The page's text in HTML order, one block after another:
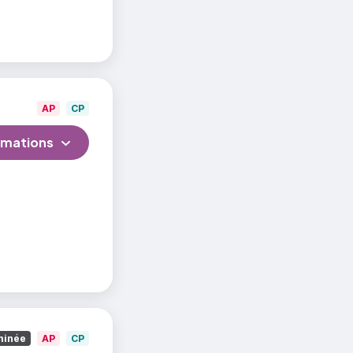
l'œil.
AP CP
AP CP